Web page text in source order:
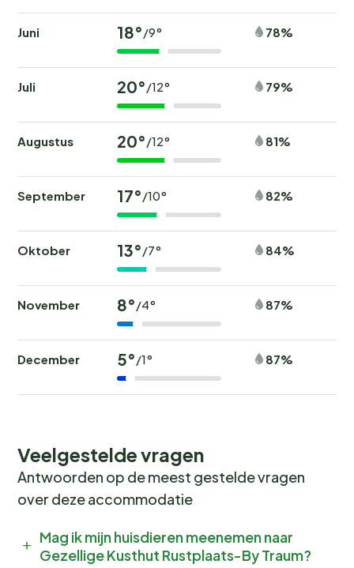
Juni 18°/9° 78%
Juli 20°/12° 79%
Augustus 20°/12° 81%
September 17°/10° 82%
Oktober 13°/7° 84%
November 8°/4° 87%
December 5°/1° 87%
Veelgestelde vragen
Antwoorden op de meest gestelde vragen
over deze accommodatie
Mag ik mijn huisdieren meenemen naar
Gezellige Kusthut Rustplaats-By Traum?